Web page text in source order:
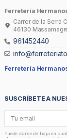
Ferretería
Carrer de la Serra
46130
961452440
Ferretería
SUSCRÍBETE A
Puede darse de baja en